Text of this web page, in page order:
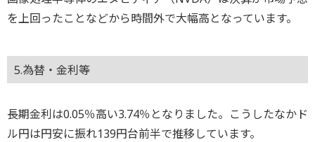
を上回ったことなどから時間外で大幅高となっています。
5.為替・金利等
長期金利は0.05％高い3.74％となりました。こうしたなかド
ル円は円安に振れ139円台前半で推移しています。